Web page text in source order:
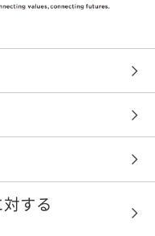
する